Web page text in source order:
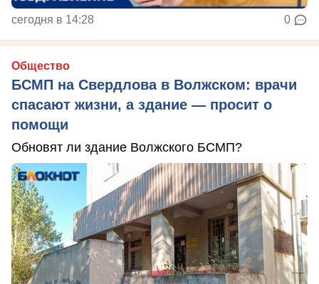
сегодня в 14:28 0
Общество
БСМП на Свердлова в Волжском: врачи
спасают жизни, а здание — просит о
помощи
Обновят ли здание Волжского БСМП?